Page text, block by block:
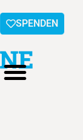
SPENDEN